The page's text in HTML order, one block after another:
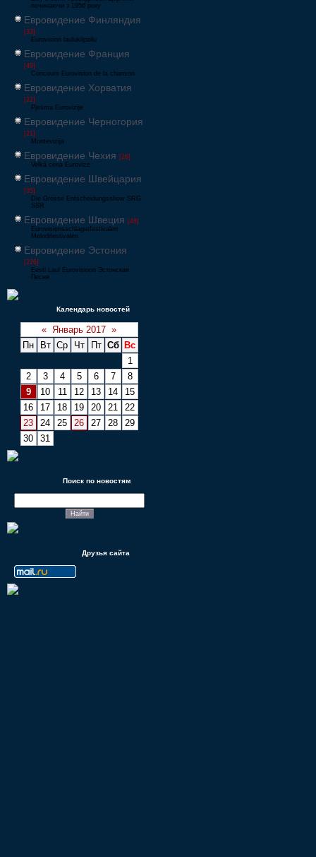
починаючи з 1956 року
Евровидение Финляндия
[33]
Eurovision laulukilpailu
Евровидение Франция
[49]
Concours Eurovision de la chanson
Евровидение Хорватия
[22]
Pjesma Eurovizije
Евровидение Черногория
[21]
Montevizija
Евровидение Чехия [26]
Velká cena Eurovize
Евровидение Швейцария
[35]
Die Grosse Entscheidungsshow SRG
SSR
Евровидение Швеция [48]
Eurovisionsschlagerfestivalen
Melodifestivalen
Евровидение Эстония
[226]
Eesti Laul Eurovisioon Эстонская
Песня
Календарь новостей
« Январь 2017 »
Пн
Вт Ср Чт Пт Сб
Вс
1
2
3 4 5 6 7
8
9
10 11 12 13 14
15
16
17 18 19 20 21
22
23
24 25 26 27 28
29
30
31
Поиск по новостям
Друзья сайта